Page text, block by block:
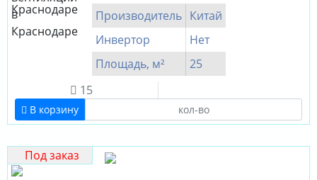
Производитель Китай
Инвертор
Нет
Площадь, м²
25
15
В корзину
Под заказ